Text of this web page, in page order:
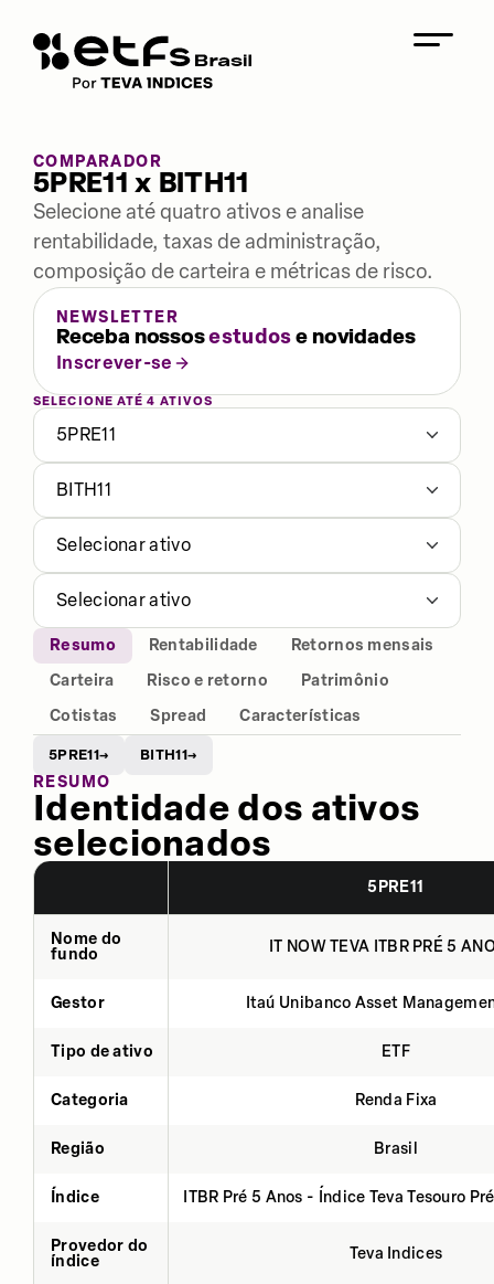
COMPARADOR
5PRE11 x BITH11
Selecione até quatro ativos e analise
rentabilidade, taxas de administração,
composição de carteira e métricas de risco.
NEWSLETTER
Receba nossosestudose novidades
Inscrever-se
SELECIONE ATÉ 4 ATIVOS
5PRE11
BITH11
Selecionar ativo
Selecionar ativo
Resumo Rentabilidade
Retornos mensais
Carteira
Risco e retorno
Patrimônio
Cotistas
Spread Características
5PRE11→ BITH11→
RESUMO
Identidade dos ativos
selecionados
5PRE11
Nome do
fundo
IT NOW TEVA ITBR PRÉ 5
Gestor Itaú Unibanco Asset
Tipo de ativo ETF
Categoria Renda Fixa
Região Brasil
Índice ITBR Pré 5 Anos - Índice Teva Tesouro
Provedor do
índice
Teva Indices